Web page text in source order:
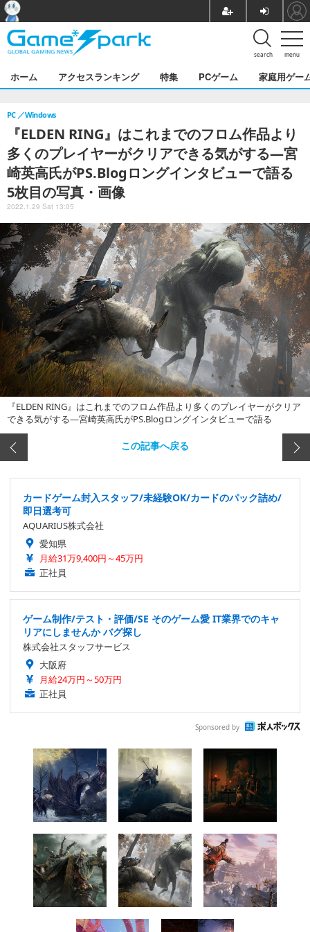
menu
search
ホーム アクセスランキング 特集 PCゲーム 家庭用ゲー
『ELDEN RING』はこれまでのフロム作品より
多くのプレイヤーがクリアできる気がする―宮
崎英高氏がPS.Blogロングインタビューで語る
5枚目の写真・画像
PC Windows
2022.1.29 Sat 13:05
『ELDEN RING』はこれまでのフロム作品より多くのプレイヤーがクリア
できる気がする―宮崎英高氏がPS.Blogロングインタビューで語る
この記事へ戻る
カードゲーム封入スタッフ/未経験OK/カードのパック詰め/
即日選考可
AQUARIUS株式会社
愛知県
月給31万9,400円～45万円
正社員
ゲーム制作/テスト・評価/SE そのゲーム愛 IT業界でのキャ
リアにしませんか バグ探し
株式会社スタッフサービス
大阪府
月給24万円～50万円
正社員
Sponsored by